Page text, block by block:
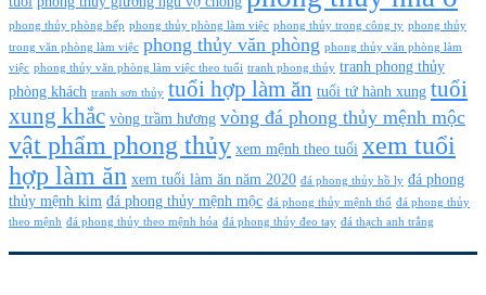
phong thủy phòng bếp phong thủy phòng làm việc phong thủy trong công ty phong thủy
trong văn phòng làm việc phong thủy văn phòng phong thủy văn phòng làm
việc phong thủy văn phòng làm việc theo tuổi tranh phong thủy tranh phong thủy
phòng khách tranh sơn thủy tuổi hợp làm ăn tuổi tứ hành xung tuổi
xung khắc vòng trầm hương vòng đá phong thủy mệnh mộc
vật phẩm phong thủy xem mệnh theo tuổi xem tuổi
hợp làm ăn xem tuổi làm ăn năm 2020 đá phong thủy hồ ly đá phong
thủy mệnh kim đá phong thủy mệnh mộc đá phong thủy mệnh thổ đá phong thủy
theo mệnh đá phong thủy theo mệnh hỏa đá phong thủy đeo tay đá thạch anh trắng